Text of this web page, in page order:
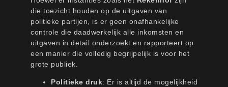
die toezicht houden op de uitgaven van
politieke partijen, is er geen onafhankelijke
controle die daadwerkelijk alle inkomsten en
uitgaven in detail onderzoekt en rapporteert op
een manier die volledig begrijpelijk is voor het
grote publiek.
Politieke druk: Er is altijd de mogelijkheid